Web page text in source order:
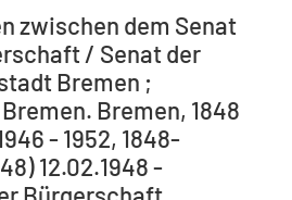
zwischen dem Senat
/ Senat der
Bremen ;
Bremen, 1848
- 1952, 1848-
12.02.1948 -